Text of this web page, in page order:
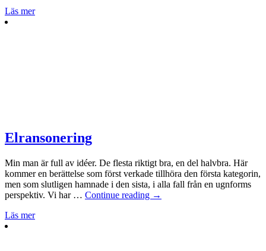
Läs mer
Elransonering
Min man är full av idéer. De flesta riktigt bra, en del halvbra. Här
kommer en berättelse som först verkade tillhöra den första kategorin,
men som slutligen hamnade i den sista, i alla fall från en ugnforms
perspektiv. Vi har … Continue reading →
Läs mer